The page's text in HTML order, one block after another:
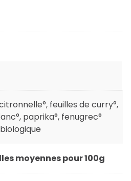
feuilles de curry°,
paprika°, fenugrec°
moyennes pour 100g